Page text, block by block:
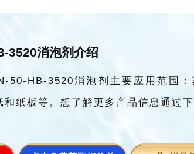
3520消泡剂介绍
50-HB-3520消泡剂主要应用范围：
和纸板等。想了解更多产品信息通过